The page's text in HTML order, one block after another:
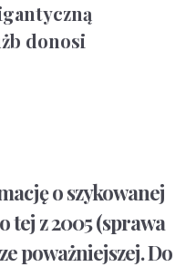
donosi
o szykowanej
tej z 2005 (sprawa
poważniejszej. Do